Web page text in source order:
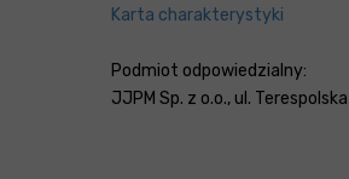
Karta charakterystyki
Podmiot odpowiedzialny:
JJPM Sp. z o.o., ul.